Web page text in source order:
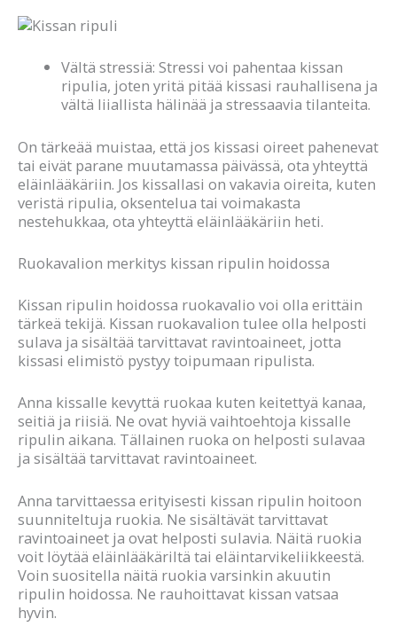
Vältä stressiä: Stressi voi pahentaa kissan
ripulia, joten yritä pitää kissasi rauhallisena ja
vältä liiallista hälinää ja stressaavia tilanteita.
On tärkeää muistaa, että jos kissasi oireet pahenevat
tai eivät parane muutamassa päivässä, ota yhteyttä
eläinlääkäriin. Jos kissallasi on vakavia oireita, kuten
veristä ripulia, oksentelua tai voimakasta
nestehukkaa, ota yhteyttä eläinlääkäriin heti.
Ruokavalion merkitys kissan ripulin hoidossa
Kissan ripulin hoidossa ruokavalio voi olla erittäin
tärkeä tekijä. Kissan ruokavalion tulee olla helposti
sulava ja sisältää tarvittavat ravintoaineet, jotta
kissasi elimistö pystyy toipumaan ripulista.
Anna kissalle kevyttä ruokaa kuten keitettyä kanaa,
seitiä ja riisiä. Ne ovat hyviä vaihtoehtoja kissalle
ripulin aikana. Tällainen ruoka on helposti sulavaa
ja sisältää tarvittavat ravintoaineet.
Anna tarvittaessa erityisesti kissan ripulin hoitoon
suunniteltuja ruokia. Ne sisältävät tarvittavat
ravintoaineet ja ovat helposti sulavia. Näitä ruokia
voit löytää eläinlääkäriltä tai eläintarvikeliikkeestä.
Voin suositella näitä ruokia varsinkin akuutin
ripulin hoidossa. Ne rauhoittavat kissan vatsaa
hyvin.